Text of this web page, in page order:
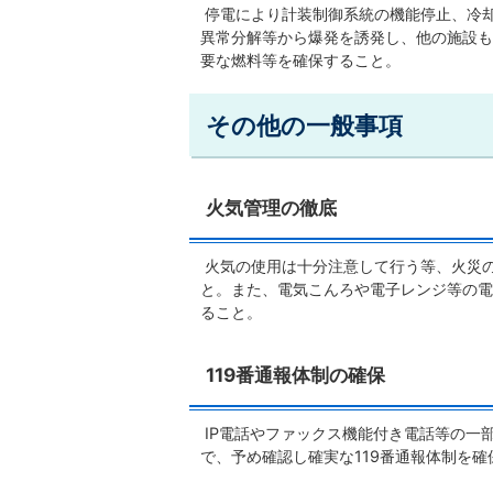
停電により計装制御系統の機能停止、冷
異常分解等から爆発を誘発し、他の施設
要な燃料等を確保すること。
その他の一般事項
火気管理の徹底
火気の使用は十分注意して行う等、火災
と。また、電気こんろや電子レンジ等の
ること。
119番通報体制の確保
IP電話やファックス機能付き電話等の一
で、予め確認し確実な119番通報体制を確